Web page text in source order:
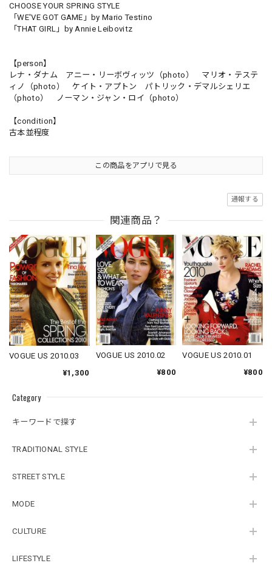
Category
キーワードで探す
TRADITIONAL STYLE
STREET STYLE
MODE
CULTURE
LIFESTYLE
CHOOSE YOUR SPRING STYLE
「WE'VE GOT GAME」by Mario Testino
「THAT GIRL」by Annie Leibovitz
【person】
レナ・ダナム アニー・リーボヴィッツ（photo） マリオ・テステ
ィノ（photo） ケイト・アプトン パトリック・デマルシェリエ
（photo） ノーマン・ジャン・ロイ（photo）
【condition】
古本並程度
この商品をアプリで見る
通報する
関連商品？
VOGUE US 2010.03
¥1,300
VOGUE US 2010.02
¥800
VOGUE US 2010.01
¥800